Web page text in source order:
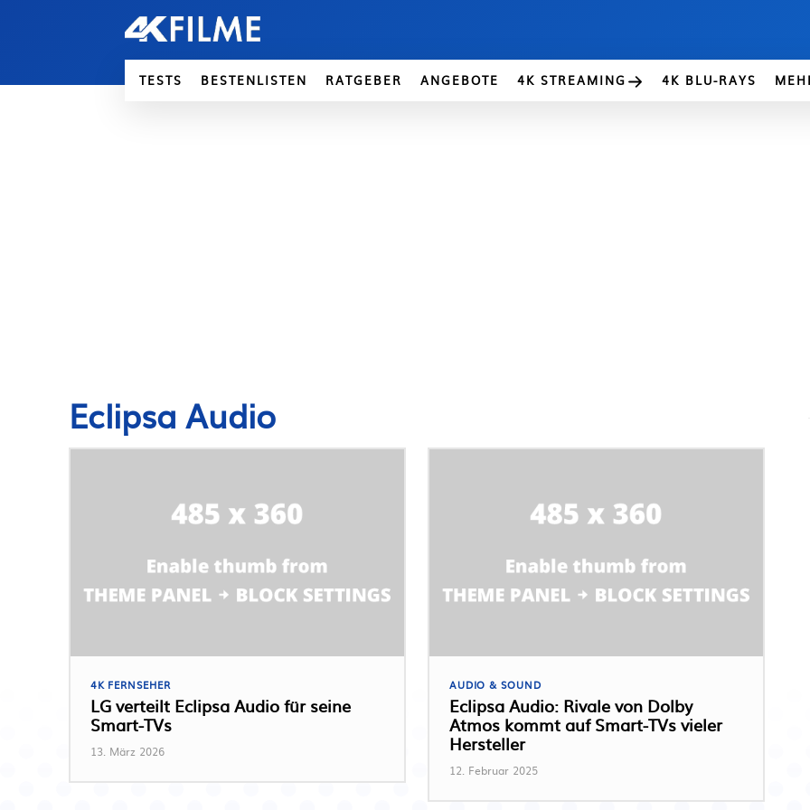
TESTS BESTENLISTEN RATGEBER ANGEBOTE 4K STREAMING 4K BLU-RAYS
Eclipsa Audio
4K FERNSEHER
LG verteilt Eclipsa Audio für seine
Smart-TVs
13. März 2026
AUDIO & SOUND
Eclipsa Audio: Rivale von Dolby
Atmos kommt auf Smart-TVs vieler
Hersteller
12. Februar 2025